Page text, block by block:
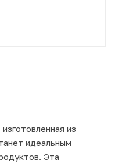
из
идеальным
Эта